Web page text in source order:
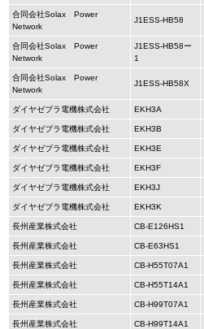
合同会社Solax Power
Network
J1ESS-HB58
合同会社Solax Power
Network
J1ESS-HB58ー
1
合同会社Solax Power
Network
J1ESS-HB58X
ダイヤゼブラ電機株式会社 EKH3A
ダイヤゼブラ電機株式会社 EKH3B
ダイヤゼブラ電機株式会社 EKH3E
ダイヤゼブラ電機株式会社 EKH3F
ダイヤゼブラ電機株式会社 EKH3J
ダイヤゼブラ電機株式会社 EKH3K
長州産業株式会社 CB-E126HS1
長州産業株式会社 CB-E63HS1
長州産業株式会社 CB-H55T07A1
長州産業株式会社 CB-H55T14A1
長州産業株式会社 CB-H99T07A1
長州産業株式会社 CB-H99T14A1